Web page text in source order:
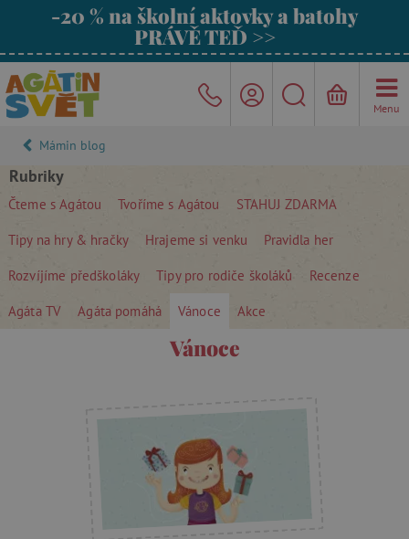
-20 % na školní aktovky a batohy
PRÁVĚ TEĎ >>
Menu
Mámin blog
Rubriky
Čteme s Agátou Tvoříme s Agátou STAHUJ ZDARMA
Tipy na hry & hračky Hrajeme si venku Pravidla her
Rozvíjíme předškoláky Tipy pro rodiče školáků Recenze
Agáta TV Agáta pomáhá Vánoce Akce
Vánoce